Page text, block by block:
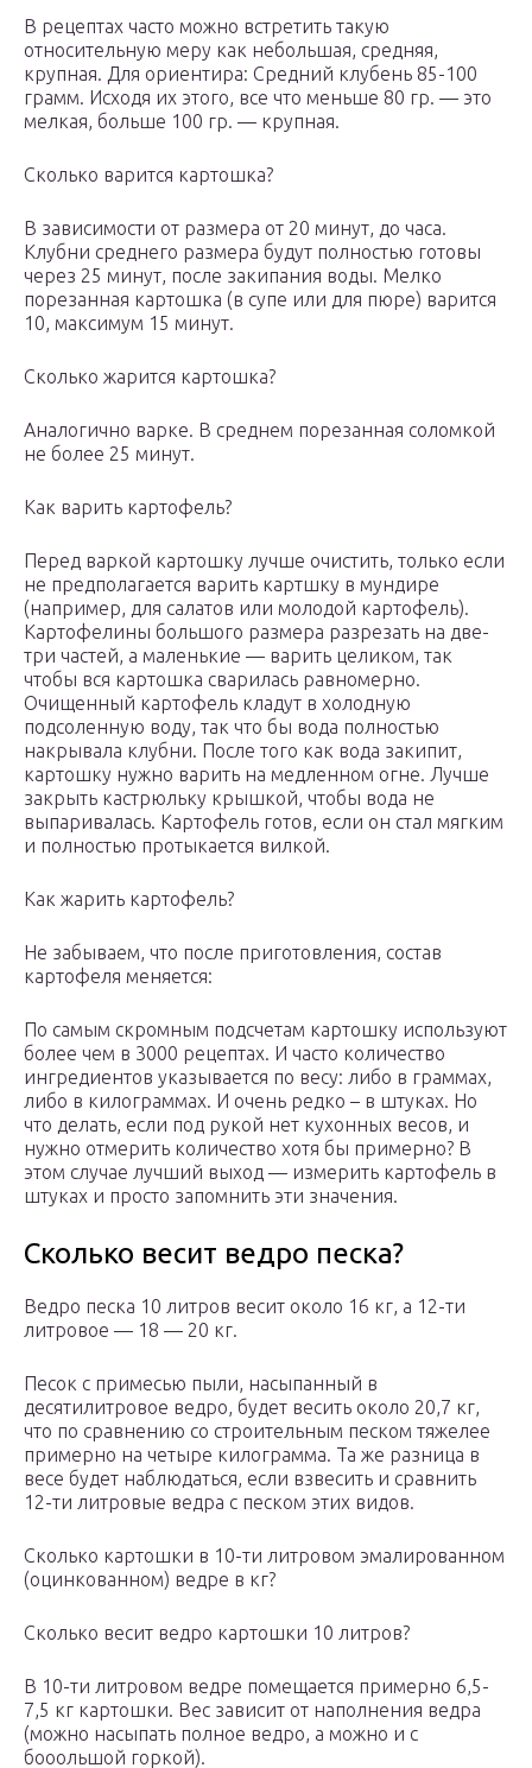
В рецептах часто можно встретить такую
относительную меру как небольшая, средняя,
крупная. Для ориентира: Средний клубень 85-100
грамм. Исходя их этого, все что меньше 80 гр. — это
мелкая, больше 100 гр. — крупная.
Сколько варится картошка?
В зависимости от размера от 20 минут, до часа.
Клубни среднего размера будут полностью готовы
через 25 минут, после закипания воды. Мелко
порезанная картошка (в супе или для пюре) варится
10, максимум 15 минут.
Сколько жарится картошка?
Аналогично варке. В среднем порезанная соломкой
не более 25 минут.
Как варить картофель?
Перед варкой картошку лучше очистить, только если
не предполагается варить картшку в мундире
(например, для салатов или молодой картофель).
Картофелины большого размера разрезать на две-
три частей, а маленькие — варить целиком, так
чтобы вся картошка сварилась равномерно.
Очищенный картофель кладут в холодную
подсоленную воду, так что бы вода полностью
накрывала клубни. После того как вода закипит,
картошку нужно варить на медленном огне. Лучше
закрыть кастрюльку крышкой, чтобы вода не
выпаривалась. Картофель готов, если он стал мягким
и полностью протыкается вилкой.
Как жарить картофель?
Не забываем, что после приготовления, состав
картофеля меняется:
По самым скромным подсчетам картошку используют
более чем в 3000 рецептах. И часто количество
ингредиентов указывается по весу: либо в граммах,
либо в килограммах. И очень редко – в штуках. Но
что делать, если под рукой нет кухонных весов, и
нужно отмерить количество хотя бы примерно? В
этом случае лучший выход — измерить картофель в
штуках и просто запомнить эти значения.
Сколько весит ведро песка?
Ведро песка 10 литров весит около 16 кг, а 12-ти
литровое — 18 — 20 кг.
Песок с примесью пыли, насыпанный в
десятилитровое ведро, будет весить около 20,7 кг,
что по сравнению со строительным песком тяжелее
примерно на четыре килограмма. Та же разница в
весе будет наблюдаться, если взвесить и сравнить
12-ти литровые ведра с песком этих видов.
Сколько картошки в 10-ти литровом эмалированном
(оцинкованном) ведре в кг?
Сколько весит ведро картошки 10 литров?
В 10-ти литровом ведре помещается примерно 6,5-
7,5 кг картошки. Вес зависит от наполнения ведра
(можно насыпать полное ведро, а можно и с
бооольшой горкой).